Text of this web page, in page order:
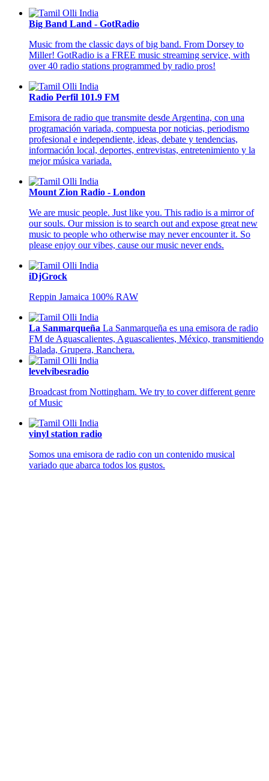
Big Band Land - GotRadio
Music from the classic days of big band. From Dorsey to
Miller! GotRadio is a FREE music streaming service, with
over 40 radio stations programmed by radio pros!
Radio Perfil 101.9 FM
Emisora de radio que transmite desde Argentina, con una
programación variada, compuesta por noticias, periodismo
profesional e independiente, ideas, debate y tendencias,
información local, deportes, entrevistas, entretenimiento y la
mejor música variada.
Mount Zion Radio - London
We are music people. Just like you. This radio is a mirror of
our souls. Our mission is to search out and expose great new
music to people who otherwise may never encounter it. So
please enjoy our vibes, cause our music never ends.
iDjGrock
Reppin Jamaica 100% RAW
La Sanmarqueña La Sanmarqueña es una emisora de radio
FM de Aguascalientes, Aguascalientes, México, transmitiendo
Balada, Grupera, Ranchera.
levelvibesradio
Broadcast from Nottingham. We try to cover different genre
of Music
vinyl station radio
Somos una emisora de radio con un contenido musical
variado que abarca todos los gustos.